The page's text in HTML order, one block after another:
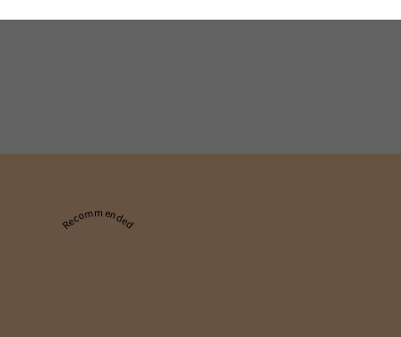
Recommended